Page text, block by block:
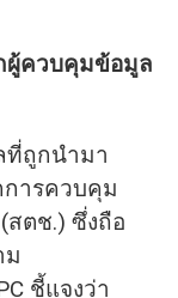
ผู้ควบคุมข้อมูล
ที่ถูกนำมา
ารควบคุม
สตช.) ซึ่งถือ
ม
ชี้แจงว่า